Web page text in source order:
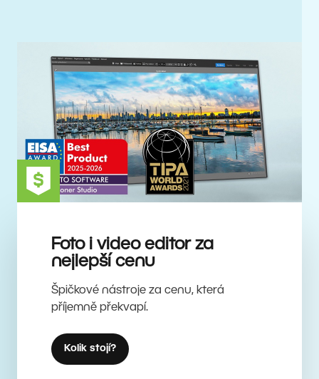
Foto i video editor za
nejlepší cenu
Špičkové nástroje za cenu, která
příjemně překvapí.
Kolik stojí?